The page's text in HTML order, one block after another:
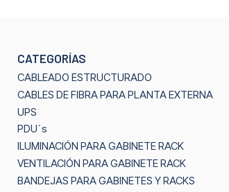
CATEGORÍAS
CABLEADO ESTRUCTURADO
CABLES DE FIBRA PARA PLANTA EXTERNA
UPS
PDU´s
ILUMINACIÓN PARA GABINETE RACK
VENTILACIÓN PARA GABINETE RACK
BANDEJAS PARA GABINETES Y RACKS